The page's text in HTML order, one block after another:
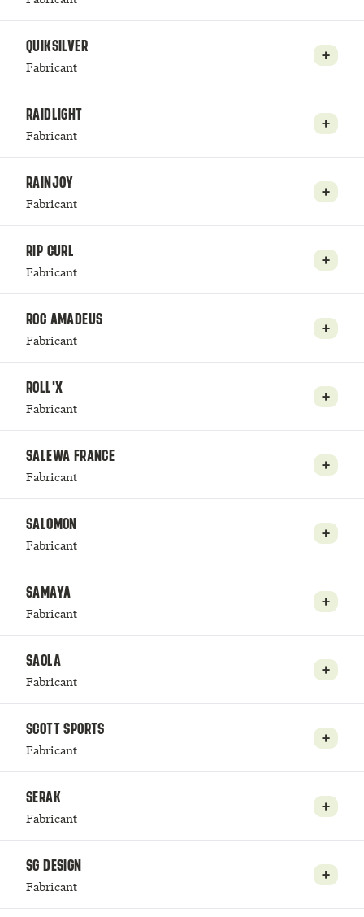
QUIKSILVER
Fabricant
RAIDLIGHT
Fabricant
RAINJOY
Fabricant
RIP CURL
Fabricant
ROC AMADEUS
Fabricant
ROLL'X
Fabricant
SALEWA FRANCE
Fabricant
SALOMON
Fabricant
SAMAYA
Fabricant
SAOLA
Fabricant
SCOTT SPORTS
Fabricant
SERAK
Fabricant
SG DESIGN
Fabricant